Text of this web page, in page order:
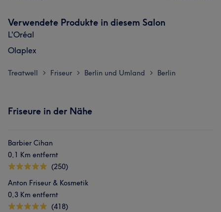
Verwendete Produkte in diesem Salon
L'Oréal
Olaplex
Treatwell > Friseur > Berlin und Umland > Berlin
Friseure in der Nähe
Barbier Cihan
0,1 Km entfernt
(250)
Anton Friseur & Kosmetik
0,3 Km entfernt
(418)